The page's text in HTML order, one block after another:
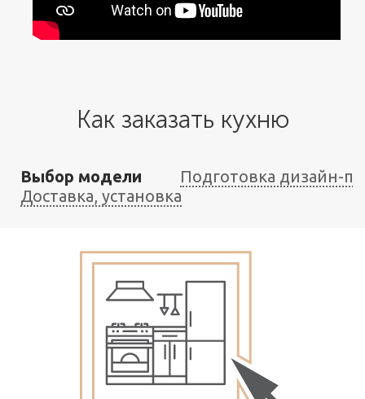
Как заказать кухню
Выбор модели
Подготовка дизайн-
Доставка, установка